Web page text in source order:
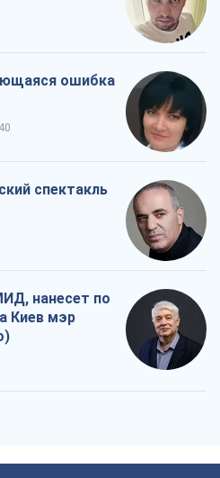
ошибка
спектакль
нанесет по
Киев мэр